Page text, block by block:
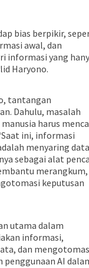
bias berpikir,
awal, dan
informasi yang
Haryono.
tantangan
Dahulu, masalah
harus
ini, informasi
menyaring data
sebagai alat
merangkum,
keputusan
utama dalam
informasi,
dan
AI